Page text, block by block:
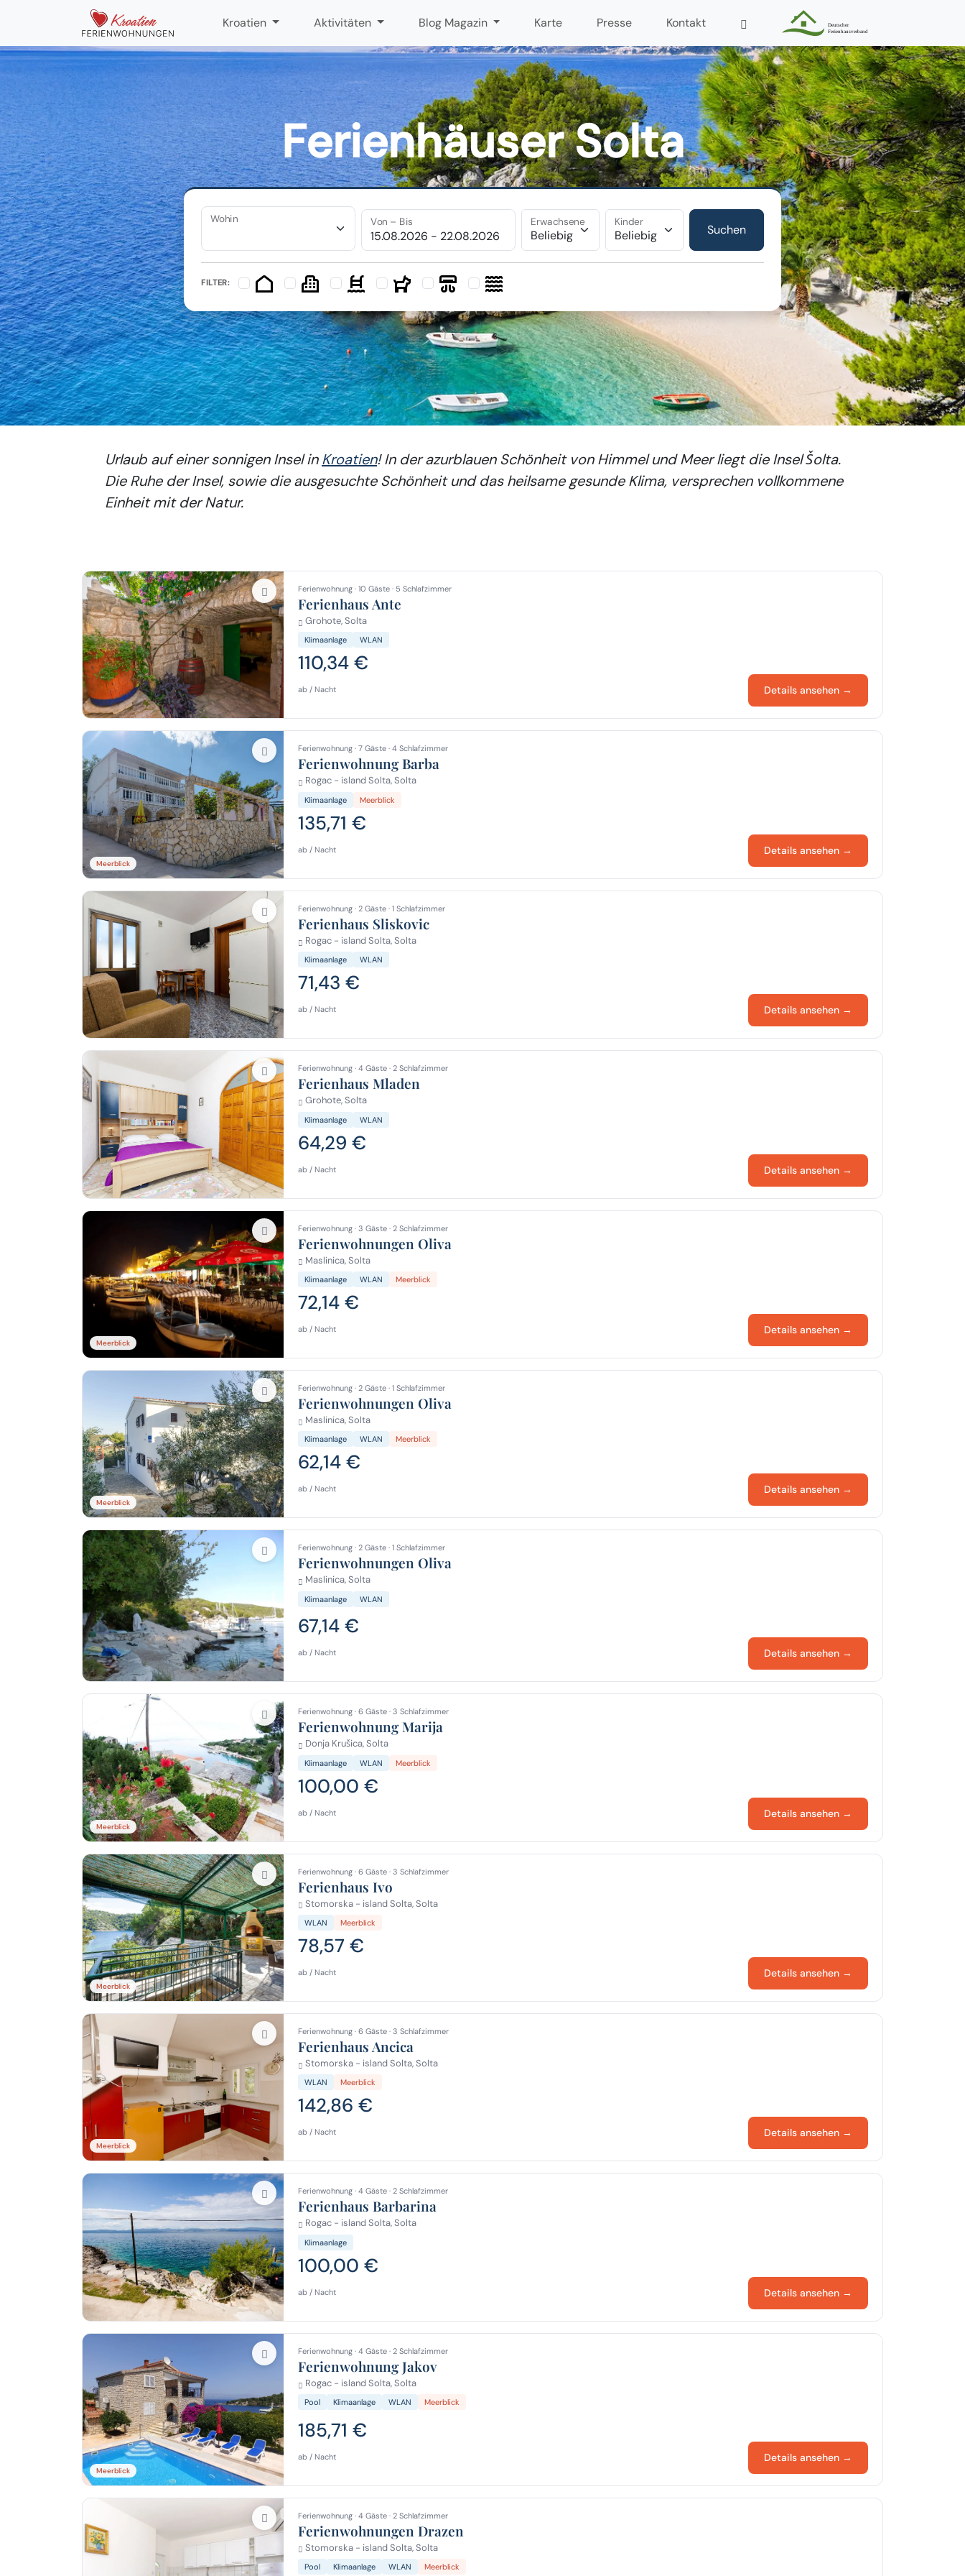
Kroatien Aktivitäten Blog Magazin Karte Presse Kontakt
Ferienhäuser Solta
Wohin Von – Bis Erwachsene Kinder
FILTER:
Urlaub auf einer sonnigen Insel inKroatien! In der azurblauen Schönheit von Himmel und Meer liegt die Insel Šolta.
Die Ruhe der Insel, sowie die ausgesuchte Schönheit und das heilsame gesunde Klima, versprechen vollkommene
Einheit mit der Natur.
Ferienwohnung · 10 Gäste · 5 Schlafzimmer
Ferienhaus Ante
Grohote, Solta
Klimaanlage WLAN
110,34 €
ab / Nacht Details ansehen →
Meerblick
Ferienwohnung · 7 Gäste · 4 Schlafzimmer
Ferienwohnung Barba
Rogac - island Solta, Solta
Klimaanlage Meerblick
135,71 €
ab / Nacht Details ansehen →
Ferienwohnung · 2 Gäste · 1 Schlafzimmer
Ferienhaus Sliskovic
Rogac - island Solta, Solta
Klimaanlage WLAN
71,43 €
ab / Nacht Details ansehen →
Ferienwohnung · 4 Gäste · 2 Schlafzimmer
Ferienhaus Mladen
Grohote, Solta
Klimaanlage WLAN
64,29 €
ab / Nacht Details ansehen →
Meerblick
Ferienwohnung · 3 Gäste · 2 Schlafzimmer
Ferienwohnungen Oliva
Maslinica, Solta
Klimaanlage WLAN Meerblick
72,14 €
ab / Nacht Details ansehen →
Meerblick
Ferienwohnung · 2 Gäste · 1 Schlafzimmer
Ferienwohnungen Oliva
Maslinica, Solta
Klimaanlage WLAN Meerblick
62,14 €
ab / Nacht Details ansehen →
Ferienwohnung · 2 Gäste · 1 Schlafzimmer
Ferienwohnungen Oliva
Maslinica, Solta
Klimaanlage WLAN
67,14 €
ab / Nacht Details ansehen →
Meerblick
Ferienwohnung · 6 Gäste · 3 Schlafzimmer
Ferienwohnung Marija
Donja Krušica, Solta
Klimaanlage WLAN Meerblick
100,00 €
ab / Nacht Details ansehen →
Meerblick
Ferienwohnung · 6 Gäste · 3 Schlafzimmer
Ferienhaus Ivo
Stomorska - island Solta, Solta
WLAN Meerblick
78,57 €
ab / Nacht Details ansehen →
Meerblick
Ferienwohnung · 6 Gäste · 3 Schlafzimmer
Ferienhaus Ancica
Stomorska - island Solta, Solta
WLAN Meerblick
142,86 €
ab / Nacht Details ansehen →
Ferienwohnung · 4 Gäste · 2 Schlafzimmer
Ferienhaus Barbarina
Rogac - island Solta, Solta
Klimaanlage
100,00 €
ab / Nacht Details ansehen →
Meerblick
Ferienwohnung · 4 Gäste · 2 Schlafzimmer
Ferienwohnung Jakov
Rogac - island Solta, Solta
Pool Klimaanlage WLAN Meerblick
185,71 €
ab / Nacht Details ansehen →
Ferienwohnung · 4 Gäste · 2 Schlafzimmer
Ferienwohnungen Drazen
Stomorska - island Solta, Solta
Pool Klimaanlage WLAN Meerblick